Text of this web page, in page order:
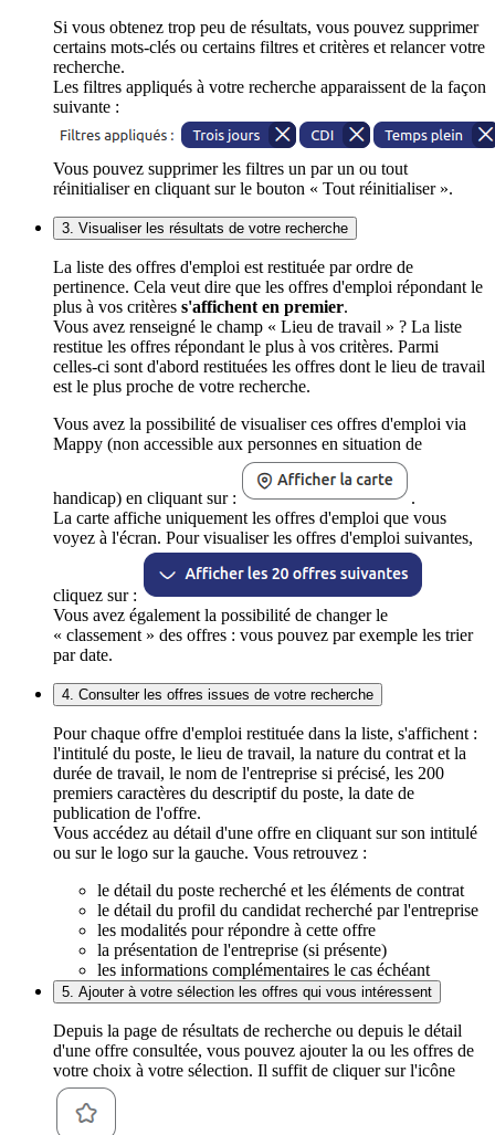
Si vous obtenez trop peu de résultats, vous pouvez supprimer
certains mots-clés ou certains filtres et critères et relancer votre
recherche.
Les filtres appliqués à votre recherche apparaissent de la façon
suivante :
Vous pouvez supprimer les filtres un par un ou tout
réinitialiser en cliquant sur le bouton « Tout réinitialiser ».
3. Visualiser les résultats de votre recherche
La liste des offres d'emploi est restituée par ordre de
pertinence. Cela veut dire que les offres d'emploi répondant le
plus à vos critères s'affichent en premier.
Vous avez renseigné le champ « Lieu de travail » ? La liste
restitue les offres répondant le plus à vos critères. Parmi
celles-ci sont d'abord restituées les offres dont le lieu de travail
est le plus proche de votre recherche.
Vous avez la possibilité de visualiser ces offres d'emploi via
Mappy (non accessible aux personnes en situation de
handicap) en cliquant sur :
.
La carte affiche uniquement les offres d'emploi que vous
voyez à l'écran. Pour visualiser les offres d'emploi suivantes,
cliquez sur :
Vous avez également la possibilité de changer le
« classement » des offres : vous pouvez par exemple les trier
par date.
4. Consulter les offres issues de votre recherche
Pour chaque offre d'emploi restituée dans la liste, s'affichent :
l'intitulé du poste, le lieu de travail, la nature du contrat et la
durée de travail, le nom de l'entreprise si précisé, les 200
premiers caractères du descriptif du poste, la date de
publication de l'offre.
Vous accédez au détail d'une offre en cliquant sur son intitulé
ou sur le logo sur la gauche. Vous retrouvez :
le détail du poste recherché et les éléments de contrat
le détail du profil du candidat recherché par l'entreprise
les modalités pour répondre à cette offre
la présentation de l'entreprise (si présente)
les informations complémentaires le cas échéant
5. Ajouter à votre sélection les offres qui vous intéressent
Depuis la page de résultats de recherche ou depuis le détail
d'une offre consultée, vous pouvez ajouter la ou les offres de
votre choix à votre sélection. Il suffit de cliquer sur l'icône